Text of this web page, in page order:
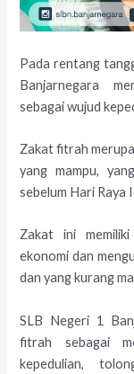
Pada rentang
Banjarnegara
sebagai wujud
Zakat fitrah
yang mampu,
sebelum Hari Raya
Zakat ini
ekonomi dan
dan yang kurang
SLB Negeri 1
fitrah sebagai
kepedulian,